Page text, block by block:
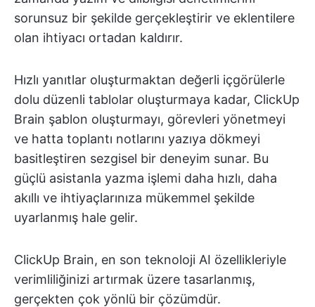
sorunsuz bir şekilde gerçekleştirir ve eklentilere
olan ihtiyacı ortadan kaldırır.
Hızlı yanıtlar oluşturmaktan değerli içgörülerle
dolu düzenli tablolar oluşturmaya kadar, ClickUp
Brain şablon oluşturmayı, görevleri yönetmeyi
ve hatta toplantı notlarını yazıya dökmeyi
basitleştiren sezgisel bir deneyim sunar. Bu
güçlü asistanla yazma işlemi daha hızlı, daha
akıllı ve ihtiyaçlarınıza mükemmel şekilde
uyarlanmış hale gelir.
ClickUp Brain, en son teknoloji AI özellikleriyle
verimliliğinizi artırmak üzere tasarlanmış,
gerçekten çok yönlü bir çözümdür.